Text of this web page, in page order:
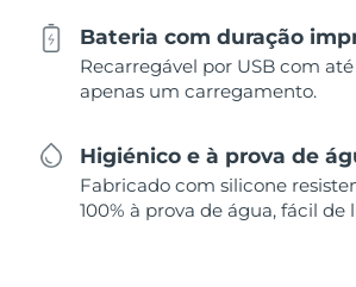
Bateria com duração
Recarregável por USB com
apenas um carregamento.
Higiénico e à prova de
Fabricado com silicone
100% à prova de água, fácil de